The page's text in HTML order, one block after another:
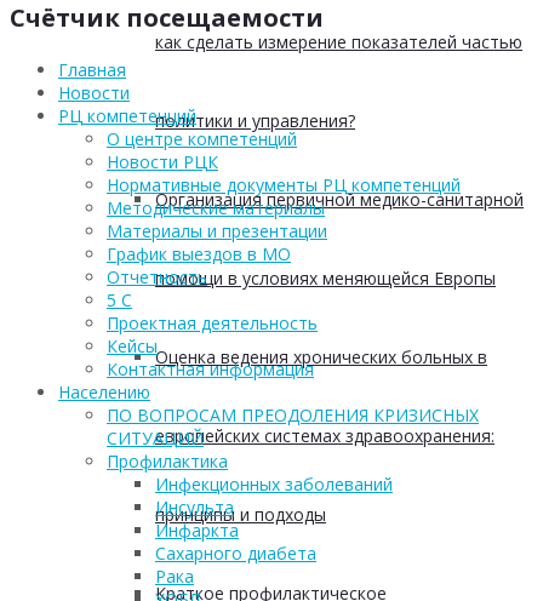
как сделать измерение показателей частью
политики и управления?
Организация первичной медико-санитарной
помощи в условиях меняющейся Европы
Оценка ведения хронических больных в
европейских системах здравоохранения:
принципы и подходы
Краткое профилактическое
Счётчик посещаемости
Главная
Новости
РЦ компетенций
О центре компетенций
Новости РЦК
Нормативные документы РЦ компетенций
Методические материалы
Материалы и презентации
График выездов в МО
Отчетность
5 С
Проектная деятельность
Кейсы
Контактная информация
Населению
ПО ВОПРОСАМ ПРЕОДОЛЕНИЯ КРИЗИСНЫХ
СИТУАЦИЙ
Профилактика
Инфекционных заболеваний
Инсульта
Инфаркта
Сахарного диабета
Рака